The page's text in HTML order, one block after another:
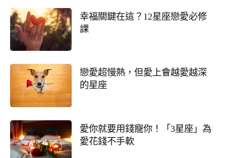
幸福關鍵在這？12星座戀愛必修
課
戀愛超慢熱，但愛上會越愛越深
的星座
愛你就要用錢寵你！「3星座」為
愛花錢不手軟